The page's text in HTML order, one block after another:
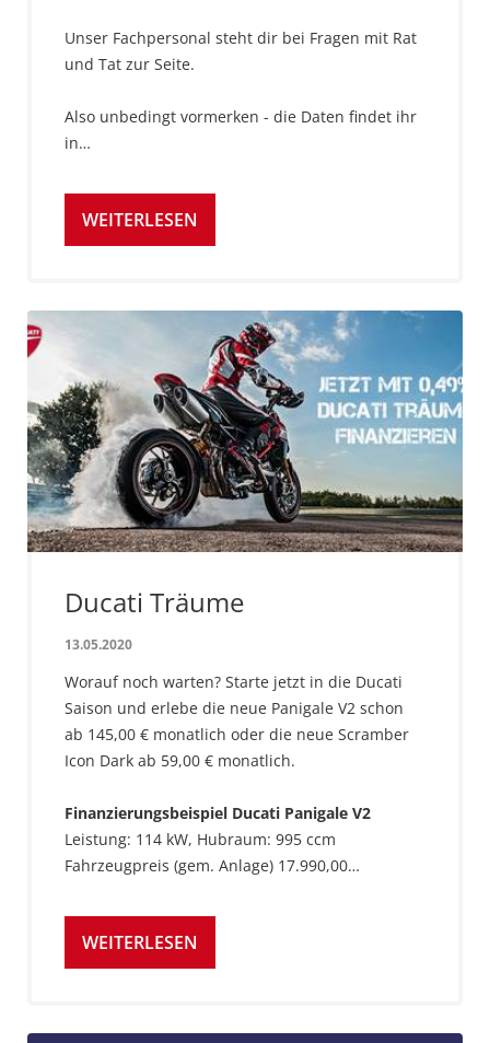
Unser Fachpersonal steht dir bei Fragen mit Rat
und Tat zur Seite.
Also unbedingt vormerken - die Daten findet ihr
in…
WEITERLESEN
Ducati Träume
13.05.2020
Worauf noch warten? Starte jetzt in die Ducati
Saison und erlebe die neue Panigale V2 schon
ab 145,00 € monatlich oder die neue Scramber
Icon Dark ab 59,00 € monatlich.
Finanzierungsbeispiel Ducati Panigale V2
Leistung: 114 kW, Hubraum: 995 ccm
Fahrzeugpreis (gem. Anlage) 17.990,00…
WEITERLESEN